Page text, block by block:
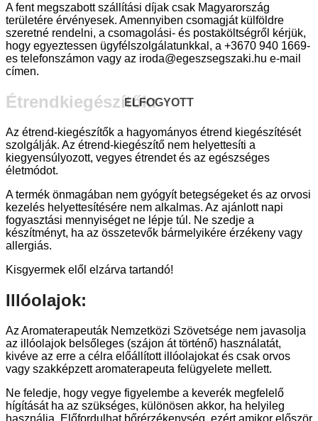
A fent megszabott szállítási díjak csak Magyarország
területére érvényesek. Amennyiben csomagját külföldre
szeretné rendelni, a csomagolási- és postaköltségről kérjük,
hogy egyeztessen ügyfélszolgálatunkkal, a +3670 940 1669-
es telefonszámon vagy az iroda@egeszsegszaki.hu e-mail
címen.
Étrendkiegészítők:
Az étrend-kiegészítők a hagyományos étrend kiegészítését
szolgálják. Az étrend-kiegészítő nem helyettesíti a
kiegyensúlyozott, vegyes étrendet és az egészséges
életmódot.
A termék önmagában nem gyógyít betegségeket és az orvosi
kezelés helyettesítésére nem alkalmas. Az ajánlott napi
fogyasztási mennyiséget ne lépje túl. Ne szedje a
készítményt, ha az összetevők bármelyikére érzékeny vagy
allergiás.
Kisgyermek elől elzárva tartandó!
Illóolajok:
Az Aromaterapeuták Nemzetközi Szövetsége nem javasolja
az illóolajok belsőleges (szájon át történő) használatát,
kivéve az erre a célra előállított illóolajokat és csak orvos
vagy szakképzett aromaterapeuta felügyelete mellett.
Ne feledje, hogy vegye figyelembe a keverék megfelelő
hígítását ha az szükséges, különösen akkor, ha helyileg
használja. Előfordulhat bőrérzékenység, ezért amikor először
ELFOGYOTT